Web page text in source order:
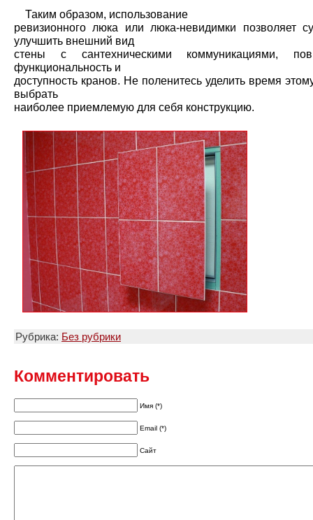
Таким образом, использование
ревизионного люка или люка-невидимки позволяет
улучшить внешний вид
стены с сантехническими коммуникациями,
функциональность и
доступность кранов. Не поленитесь уделить время
выбрать
наиболее приемлемую для себя конструкцию.
Рубрика: Без рубрики
Комментировать
Имя (*)
Email (*)
Сайт